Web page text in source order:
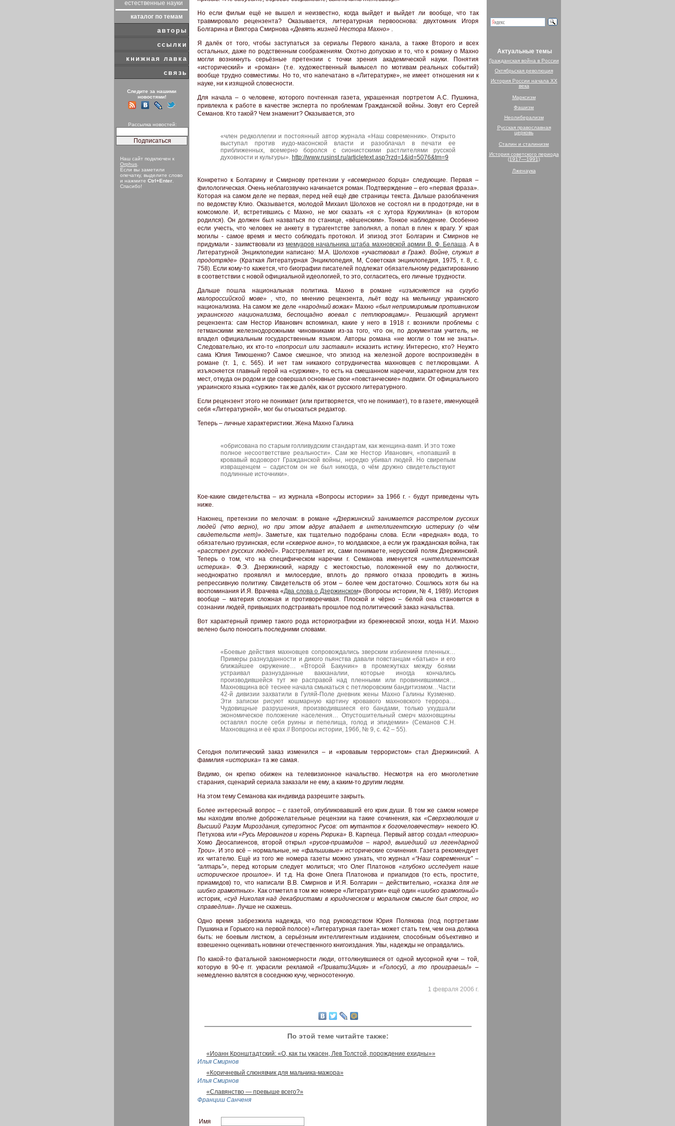
естественные науки
каталог по темам
авторы
ссылки
книжная лавка
связь
Следите за нашими
новостями!
Рассылка новостей:
Наш сайт подключен к
Orphus
Если вы заметили
опечатку, выделите слово
и нажмите Ctrl+Enter
Спасибо!
Но если фильм ещё не вышел и неизвестно, когда выйдет и выйдет ли вообще, что так
травмировало рецензента? Оказывается, литературная первооснова: двухтомник Игоря
Болгарина и Виктора Смирнова «Девять жизней Нестора Махно» .
Я далёк от того, чтобы заступаться за сериалы Первого канала, а также Второго и всех
остальных, даже по родственным соображениям. Охотно допускаю и то, что к роману о Махно
могли возникнуть серьёзные претензии с точки зрения академической науки. Понятия
«исторический» и «роман» (т.е. художественный вымысел по мотивам реальных событий)
вообще трудно совместимы. Но то, что напечатано в «Литературке», не имеет отношения ни к
науке, ни к изящной словесности.
Для начала – о человеке, которого почтенная газета, украшенная портретом А.С. Пушкина,
привлекла к работе в качестве эксперта по проблемам Гражданской войны. Зовут его Сергей
Семанов. Кто такой? Чем знаменит? Оказывается, это
«член редколлегии и постоянный автор журнала «Наш современник». Открыто
выступал против иудо-масонской власти и разоблачал в печати ее
приближенных, всемерно боролся с сионистскими растлителями русской
духовности и культуры». http://www.rusinst.ru/articletext.asp?rzd=1&id=5076&tm=9
Конкретно к Болгарину и Смирнову претензии у«всемерного борца» следующие. Первая –
филологическая. Очень неблагозвучно начинается роман. Подтверждение – его «первая фраза».
Которая на самом деле не первая, перед ней ещё две страницы текста. Дальше разоблачения
по ведомству Клио. Оказывается, молодой Михаил Шолохов не состоял ни в продотряде, ни в
комсомоле. И, встретившись с Махно, не мог сказать «я с хутора Кружилина» (в котором
родился). Он должен был назваться по станице, «вёшенским». Тонкое наблюдение. Особенно
если учесть, что человек не анкету в турагентстве заполнял, а попал в плен к врагу. У края
могилы - самое время и место соблюдать протокол. И эпизод этот Болгарин и Смирнов не
придумали - заимствовали измемуаров начальника штаба махновской армии В. Ф. Белаша. А в
Литературной Энциклопедии написано: М.А. Шолохов «участвовал в Гражд. Войне, служил в
продотряде» (Краткая Литературная Энциклопедия, М, Советская энциклопедия, 1975, т. 8, с.
758). Если кому-то кажется, что биографии писателей подлежат обязательному редактированию
в соответствии с новой официальной идеологией, то это, согласитесь, его личные трудности.
Дальше пошла национальная политика. Махно в романе «изъясняется на сугубо
малороссийской мове» , что, по мнению рецензента, льёт воду на мельницу украинского
национализма. На самом же деле «народный вожак» Махно «был непримиримым противником
украинского национализма, беспощадно воевал с петлюровцами». Решающий аргумент
рецензента: сам Нестор Иванович вспоминал, какие у него в 1918 г. возникли проблемы с
гетманскими железнодорожными чиновниками из-за того, что он, по документам учитель, не
владел официальным государственным языком. Авторы романа «не могли о том не знать».
Следовательно, их кто-то«попросил или заставил» исказить истину. Интересно, кто? Неужто
сама Юлия Тимошенко? Самое смешное, что эпизод на железной дороге воспроизведён в
романе (т. 1, с. 565). И нет там никакого сотрудничества махновцев с петлюровцами. А
изъясняется главный герой на «суржике», то есть на смешанном наречии, характерном для тех
мест, откуда он родом и где совершал основные свои «повстанческие» подвиги. От официального
украинского языка «суржик» так же далёк, как от русского литературного.
Если рецензент этого не понимает (или притворяется, что не понимает), то в газете, именующей
себя «Литературной», мог бы отыскаться редактор.
Теперь – личные характеристики. Жена Махно Галина
«обрисована по старым голливудским стандартам, как женщина-вамп. И это тоже
полное несоответствие реальности». Сам же Нестор Иванович, «попавший в
кровавый водоворот Гражданской войны, нередко убивал людей. Но свирепым
извращенцем – садистом он не был никогда, о чём дружно свидетельствуют
подлинные источники».
Кое-какие свидетельства – из журнала «Вопросы истории» за 1966 г. - будут приведены чуть
ниже.
Наконец, претензии по мелочам: в романе «Дзержинский занимается расстрелом русских
людей (что верно), но при этом вдруг впадает в интеллигентскую истерику (о чём
свидетельств нет)». Заметьте, как тщательно подобраны слова. Если «вредная» вода, то
обязательно грузинская, если «скверное вино», то молдавское, а если уж гражданская война, так
«расстрел русских людей». Расстреливает их, сами понимаете, нерусский поляк Дзержинский.
Теперь о том, что на специфическом наречии г. Семанова именуется «интеллигентская
истерика». Ф.Э. Дзержинский, наряду с жестокостью, положенной ему по должности,
неоднократно проявлял и милосердие, вплоть до прямого отказа проводить в жизнь
репрессивную политику. Свидетельств об этом – более чем достаточно. Сошлюсь хотя бы на
воспоминания И.Я. Врачева «Два слова о Дзержинском» (Вопросы истории, № 4, 1989). История
вообще – материя сложная и противоречивая. Плоской и чёрно – белой она становится в
сознании людей, привыкших подстраивать прошлое под политический заказ начальства.
Вот характерный пример такого рода историографии из брежневской эпохи, когда Н.И. Махно
велено было поносить последними словами.
«Боевые действия махновцев сопровождались зверским избиением пленных…
Примеры разнузданности и дикого пьянства давали повстанцам «батько» и его
ближайшее окружение… «Второй Бакунин» в промежутках между боями
устраивал разнузданные вакханалии, которые иногда кончались
производившейся тут же расправой над пленными или провинившимися…
Махновщина всё теснее начала смыкаться с петлюровским бандитизмом…Части
42-й дивизии захватили в Гуляй-Поле дневник жены Махно Галины Кузменко.
Эти записки рисуют кошмарную картину кровавого махновского террора…
Чудовищные разрушения, производившиеся его бандами, только ухудшали
экономическое положение населения… Опустошительный смерч махновщины
оставлял после себя руины и пепелища, голод и эпидемии» (Семанов С.Н.
Махновщина и её крах // Вопросы истории, 1966, № 9, с. 42 – 55).
Сегодня политический заказ изменился – и «кровавым террористом» стал Дзержинский. А
фамилия «историка» та же самая.
Видимо, он крепко обижен на телевизионное начальство. Несмотря на его многолетние
старания, сценарий сериала заказали не ему, а каким-то другим людям.
На этом тему Семанова как индивида разрешите закрыть.
Более интересный вопрос – с газетой, опубликовавший его крик души. В том же самом номере
мы находим вполне доброжелательные рецензии на такие сочинения, как «Сверхэволюция и
Высший Разум Мироздания, суперэтнос Русов: от мутантов к богочеловечеству» некоего Ю.
Петухова или «Русь Меровингов и корень Рюрика» В. Карпеца. Первый автор создал «теорию»
Хомо Деосапиенсов, второй открыл«русов-приамидов – народ, вышедший из легендарной
Трои». И это всё – нормальные, не«фальшивые» исторические сочинения. Газета рекомендует
их читателю. Ещё из того же номера газеты можно узнать, что журнал«“Наш современник” –
“алтарь”», перед которым следует молиться; что Олег Платонов «глубоко исследует наше
историческое прошлое». И т.д. На фоне Олега Платонова и приапидов (то есть, простите,
приамидов) то, что написали В.В. Смирнов и И.Я. Болгарин – действительно,«сказка для не
шибко грамотных». Как отметил в том же номере «Литературки» ещё один «шибко грамотный»
историк, «суд Николая над декабристами в юридическом и моральном смысле был строг, но
справедлив». Лучше не скажешь.
Одно время забрезжила надежда, что под руководством Юрия Полякова (под портретами
Пушкина и Горького на первой полосе) «Литературная газета» может стать тем, чем она должна
быть: не боевым листком, а серьёзным интеллигентным изданием, способным объективно и
взвешенно оценивать новинки отечественного книгоиздания. Увы, надежды не оправдались.
По какой-то фатальной закономерности люди, оттолкнувшиеся от одной мусорной кучи – той,
которую в 90-е гг. украсили рекламой «ПриватиЗАция» и «Голосуй, а то проиграешь!»–
немедленно валятся в соседнюю кучу, черносотенную.
1 февраля 2006 г.
По этой теме читайте также:
«Иоанн Кронштадтский: «О, как ты ужасен, Лев Толстой, порождение ехидны»»
Илья Смирнов
«Коричневый слюнявчик для мальчика-мажора»
Илья Смирнов
«Славянство — превыше всего?»
Франциш Санченя
Имя
Актуальные темы
Гражданская война в России
Октябрьская революция
История России начала XX
века
Марксизм
Фашизм
Неолиберализм
Русская православная
церковь
Сталин и сталинизм
История советского периода
(1917—1991)
Лженаука